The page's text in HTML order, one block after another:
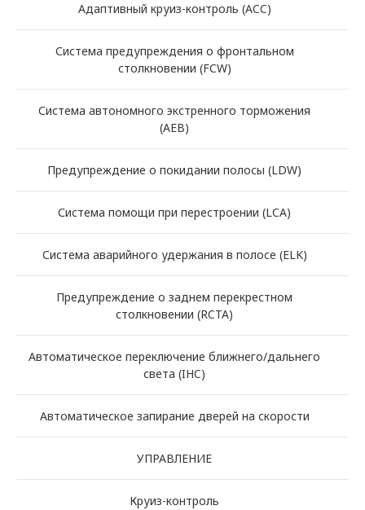
Адаптивный круиз-контроль (ACC)
Система предупреждения о фронтальном
столкновении (FCW)
Система автономного экстренного торможения
(AEB)
Предупреждение о покидании полосы (LDW)
Система помощи при перестроении (LCA)
Система аварийного удержания в полосе (ELK)
Предупреждение о заднем перекрестном
столкновении (RCTA)
Автоматическое переключение ближнего/дальнего
света (IHC)
Автоматическое запирание дверей на скорости
УПРАВЛЕНИЕ
Круиз-контроль